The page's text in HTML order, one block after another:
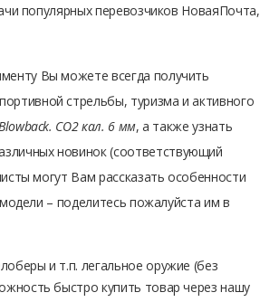
популярных перевозчиков НоваяПочта,
Вы можете всегда получить
стрельбы, туризма и активного
СО2 кал. 6 мм, а также узнать
новинок (соответствующий
могут Вам рассказать особенности
– поделитесь пожалуйста им в
и т.п. легальное оружие (без
быстро купить товар через нашу